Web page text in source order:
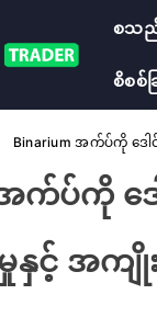
စသည်
စိစစ်ခ
Binarium အက်ပ်ကို ဒေါ
ပ်ကို ဒေါ
အကျိုးက